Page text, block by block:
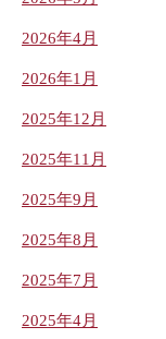
2026年4月
2026年1月
2025年12月
2025年11月
2025年9月
2025年8月
2025年7月
2025年4月